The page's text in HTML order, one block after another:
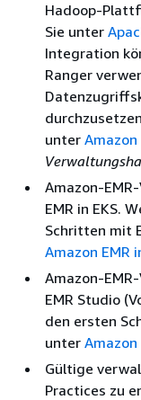
Hadoop-
Sie unter
Integration
Ranger
unter Amazon
Amazon-
EMR in EKS.
Schritten mit
Amazon EMR
Amazon-
EMR Studio
den ersten
unter Amazon
Gültige
Practices zu